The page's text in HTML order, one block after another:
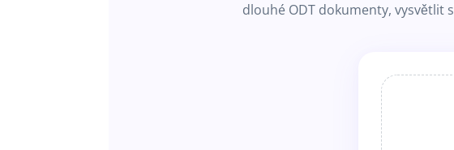
dlouhé ODT dokumenty, vysvětlit